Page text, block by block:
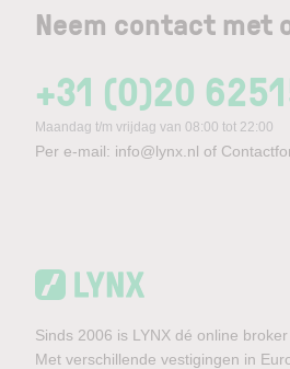
Neem contact met
+31 (0)20
Maandag t/m vrijdag van 08:00 tot 22:00
Per e-mail: info@lynx.nl of
Sinds 2006 is LYNX dé online
Met verschillende vestigingen in